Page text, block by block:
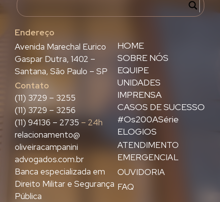
Endereço
HOME
SOBRE NÓS
EQUIPE
UNIDADES
IMPRENSA
CASOS DE SUCESSO
#Os200ASérie
ELOGIOS
ATENDIMENTO
EMERGENCIAL
OUVIDORIA
FAQ
Avenida Marechal Eurico
Gaspar Dutra, 1402 –
Santana, São Paulo – SP
Contato
(11) 3729 – 3255
(11) 3729 – 3256
(11) 94136 – 2735 – 24h
relacionamento@
oliveiracampanini
advogados.com.br
Banca especializada em
Direito Militar e Segurança
Pública